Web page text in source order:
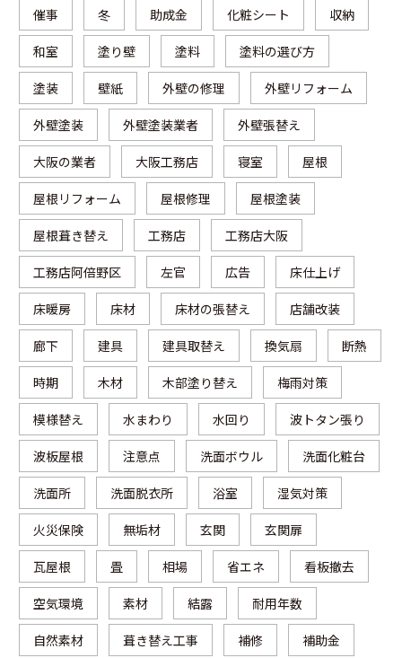
催事 冬 助成金 化粧シート 収納
和室 塗り壁 塗料 塗料の選び方
塗装 壁紙 外壁の修理 外壁リフォーム
外壁塗装 外壁塗装業者 外壁張替え
大阪の業者 大阪工務店 寝室 屋根
屋根リフォーム 屋根修理 屋根塗装
屋根葺き替え 工務店 工務店大阪
工務店阿倍野区 左官 広告 床仕上げ
床暖房 床材 床材の張替え 店舗改装
廊下 建具 建具取替え 換気扇 断熱
時期 木材 木部塗り替え 梅雨対策
模様替え 水まわり 水回り 波トタン張り
波板屋根 注意点 洗面ボウル 洗面化粧台
洗面所 洗面脱衣所 浴室 湿気対策
火災保険 無垢材 玄関 玄関扉
瓦屋根 畳 相場 省エネ 看板撤去
空気環境 素材 結露 耐用年数
自然素材 葺き替え工事 補修 補助金